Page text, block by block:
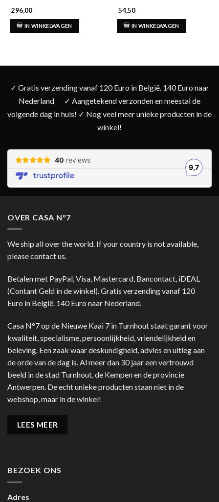
296,00
IN WINKELWAGEN
54,50
IN WINKELWAGEN
✓ Gratis verzending vanaf 120 Euro in België. 140 Euro naar
Nederland
✓ Aangetekend verzonden en meestal de
volgende dag in huis! ✓ Nog veel meer unieke producten in de
winkel!
OVER CASA N°7
We ship all over the world. If your country is not available,
please contact us.
Betalen met PayPal, Visa, Mastercard, Bancontact, iDEAL
(Contant Geld in de winkel). Gratis verzending vanaf 120
Euro in België. 140 Euro naar Nederland.
Casa N°7 op de Nieuwe Kaai 7 in Turnhout staat garant voor
kwaliteit, specialisme, persoonlijkheid, vriendelijkheid en
beleving. Een zaak waar deskundigheid, advies en uitleg aan
de orde van de dag is. Al meer dan 30 jaar een vertrouwd
beeld in de stad Turnhout, de Kempen en de provincie
Antwerpen. De echt unieke producten staan niet in de
webshop, maar in de winkel!
LEES MEER
BEZOEK ONS
Adres